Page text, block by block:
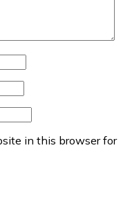
in this browser for